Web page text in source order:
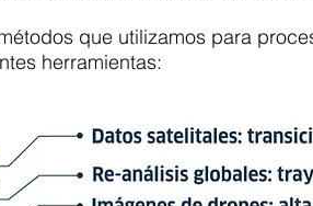
que utilizamos para
herramientas: